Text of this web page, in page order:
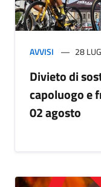
AVVISI 28
Divieto di
capoluogo e
02 agosto